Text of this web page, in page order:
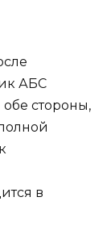
АБС
стороны,
в